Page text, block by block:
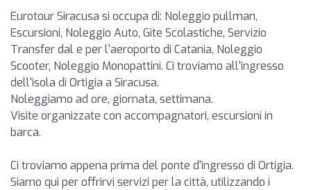
Eurotour Siracusa si occupa di: Noleggio pullman,
Escursioni, Noleggio Auto, Gite Scolastiche, Servizio
Transfer dal e per l'aeroporto di Catania, Noleggio
Scooter, Noleggio Monopattini. Ci troviamo all'ingresso
dell'isola di Ortigia a Siracusa.
Noleggiamo ad ore, giornata, settimana.
Visite organizzate con accompagnatori, escursioni in
barca.
Ci troviamo appena prima del ponte d'ingresso di Ortigia.
Siamo qui per offrirvi servizi per la città, utilizzando i